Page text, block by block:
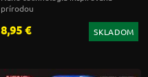
prírodou
8,95 € SKLADOM